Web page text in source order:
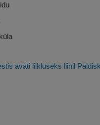
avati liikluseks liinil